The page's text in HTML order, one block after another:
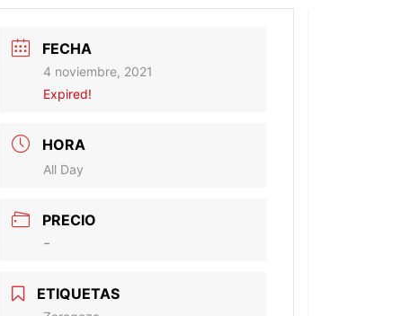
FECHA
4 noviembre, 2021
Expired!
HORA
All Day
PRECIO
-
ETIQUETAS